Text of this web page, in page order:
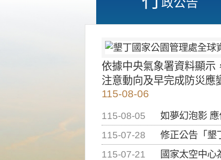
依據中央氣象署資料顯示
注意動向及早完成防災應
115-08-06
115-08-05
如夢幻泡影
115-07-28
修正公告「墾丁國家公
115-07-21
國家太空中心為辦理